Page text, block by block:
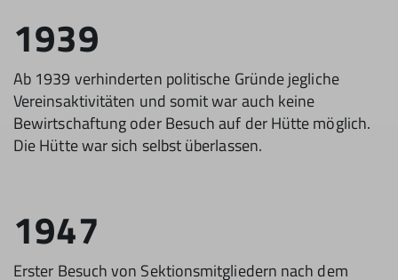
1939
Ab 1939 verhinderten politische Gründe jegliche
Vereinsaktivitäten und somit war auch keine
Bewirtschaftung oder Besuch auf der Hütte möglich.
Die Hütte war sich selbst überlassen.
1947
Erster Besuch von Sektionsmitgliedern nach dem